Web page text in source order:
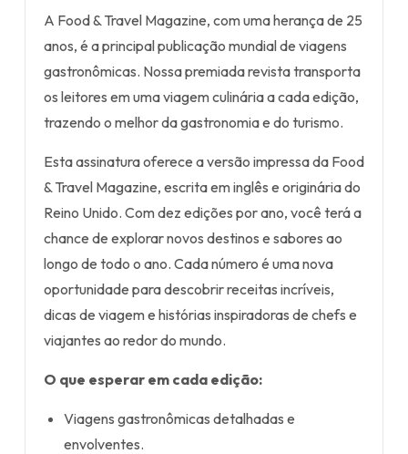
A Food & Travel Magazine, com uma herança de 25
anos, é a principal publicação mundial de viagens
gastronômicas. Nossa premiada revista transporta
os leitores em uma viagem culinária a cada edição,
trazendo o melhor da gastronomia e do turismo.
Esta assinatura oferece a versão impressa da Food
& Travel Magazine, escrita em inglês e originária do
Reino Unido. Com dez edições por ano, você terá a
chance de explorar novos destinos e sabores ao
longo de todo o ano. Cada número é uma nova
oportunidade para descobrir receitas incríveis,
dicas de viagem e histórias inspiradoras de chefs e
viajantes ao redor do mundo.
O que esperar em cada edição:
Viagens gastronômicas detalhadas e
envolventes.